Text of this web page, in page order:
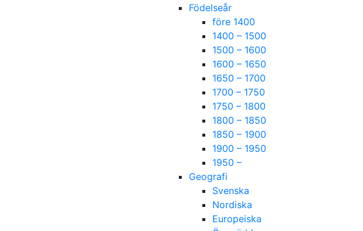
Födelseår
före 1400
1400 – 1500
1500 – 1600
1600 – 1650
1650 – 1700
1700 – 1750
1750 – 1800
1800 – 1850
1850 – 1900
1900 – 1950
1950 –
Geografi
Svenska
Nordiska
Europeiska